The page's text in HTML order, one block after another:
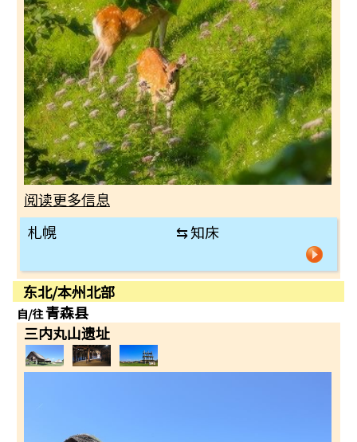
阅读更多信息
札幌
⇆知床
东北/本州北部
自/往青森县
三内丸山遗址